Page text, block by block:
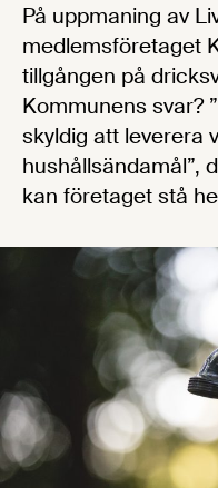
På uppmaning av
medlemsföretaget
tillgången på
Kommunens svar?
skyldig att leverera
hushållsändamål”,
kan företaget stå